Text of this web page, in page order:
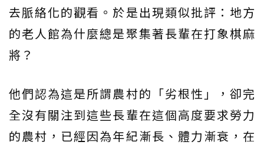
去脈絡化的觀看。於是出現類似批評：地方
的老人館為什麼總是聚集著長輩在打象棋麻
將？
他們認為這是所謂農村的「劣根性」，卻完
全沒有關注到這些長輩在這個高度要求勞力
的農村，已經因為年紀漸長、體力漸衰，在